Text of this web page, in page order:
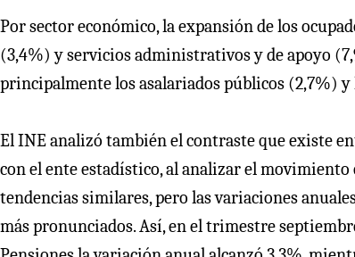
Por sector económico, la expansión de los
(3,4%) y servicios administrativos y de apoyo
principalmente los asalariados públicos (2,7%)
El INE analizó también el contraste que existe
con el ente estadístico, al analizar el movimiento
tendencias similares, pero las variaciones
más pronunciados. Así, en el trimestre